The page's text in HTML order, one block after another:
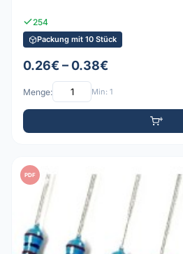
254
Packung mit 10 Stück
0.26€ – 0.38€
Menge: Min: 1
PDF